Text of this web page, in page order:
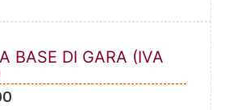
BASE DI GARA (IVA